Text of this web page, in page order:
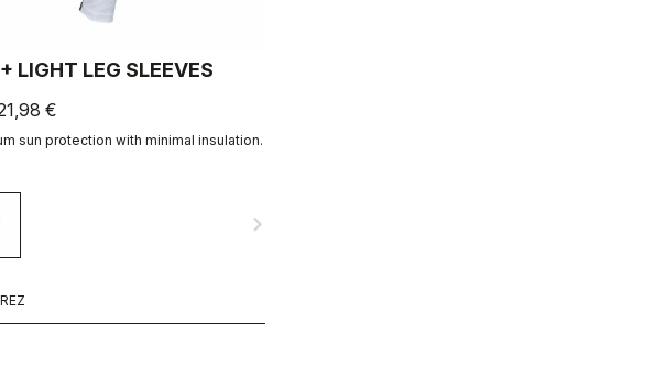
LIGHT LEG SLEEVES
€
sun protection with minimal insulation.
navigate_next